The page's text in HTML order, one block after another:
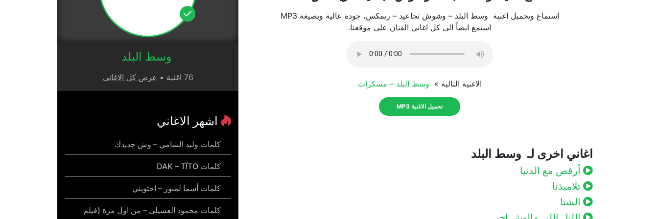
استماع وتحميل اغنية وسط البلد – وشوش تجاعيد – ريمكس، جودة عالية وبصيغة MP3
استمع ايضاً الى كل اغاني الفنان على موقعنا.
الاغنية التالية » وسط البلد – مسكرات
تحميل الاغنية MP3
اغاني اخرى لـ وسط البلد
أرقص مع الدنيا
تلاميذنا
الشتا
وسط البلد
76 اغنية • عرض كل الاغاني
اشهر الاغاني
كلمات وليد الشامي – وش جديدك
كلمات DAK – TÏTO
كلمات أسما لمنور – احتويني
كلمات محمود العسيلي – من اول مرة (فيلم